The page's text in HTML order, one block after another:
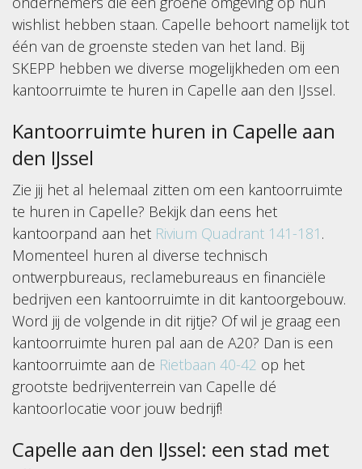
wishlist hebben staan. Capelle behoort namelijk tot
één van de groenste steden van het land. Bij
SKEPP hebben we diverse mogelijkheden om een
kantoorruimte te huren in Capelle aan den IJssel.
Kantoorruimte huren in Capelle aan
den IJssel
Zie jij het al helemaal zitten om een kantoorruimte
te huren in Capelle? Bekijk dan eens het
kantoorpand aan het Rivium Quadrant 141-181 .
Momenteel huren al diverse technisch
ontwerpbureaus, reclamebureaus en financiële
bedrijven een kantoorruimte in dit kantoorgebouw.
Word jij de volgende in dit rijtje? Of wil je graag een
kantoorruimte huren pal aan de A20? Dan is een
kantoorruimte aan de Rietbaan 40-42 op het
grootste bedrijventerrein van Capelle dé
kantoorlocatie voor jouw bedrijf!
Capelle aan den IJssel: een stad met